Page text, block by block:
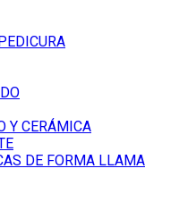
Y CERÁMICA
DE FORMA LLAMA